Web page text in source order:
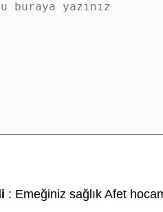
: Emeğiniz sağlık Afet